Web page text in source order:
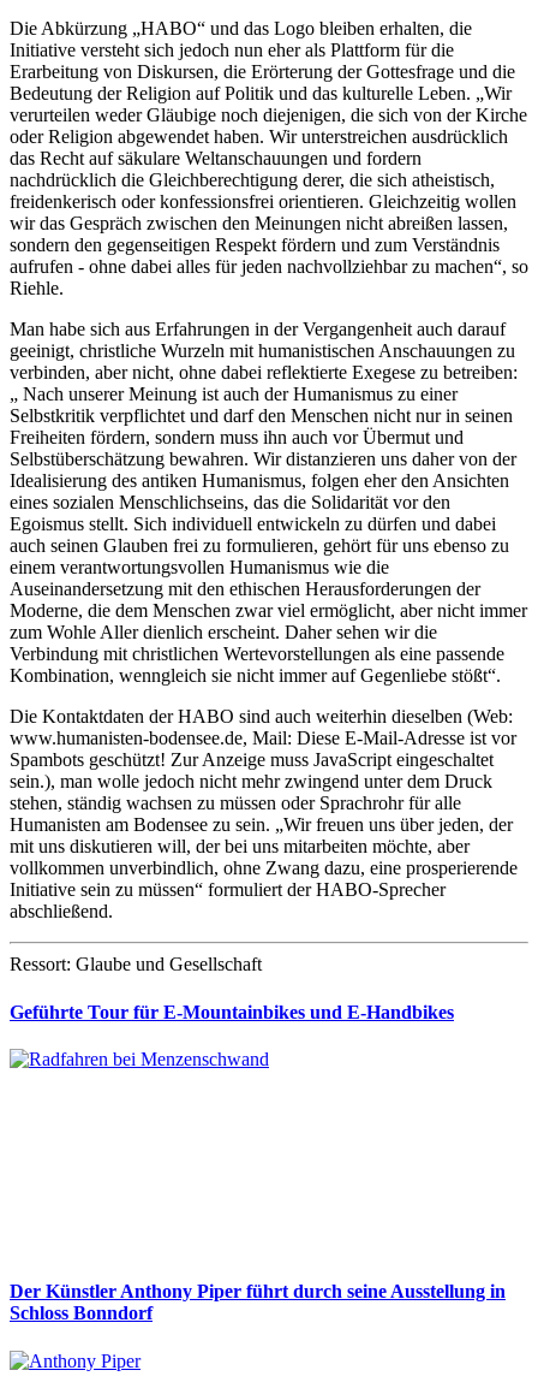
Die Abkürzung „HABO“ und das Logo bleiben erhalten, die
Initiative versteht sich jedoch nun eher als Plattform für die
Erarbeitung von Diskursen, die Erörterung der Gottesfrage und die
Bedeutung der Religion auf Politik und das kulturelle Leben. „Wir
verurteilen weder Gläubige noch diejenigen, die sich von der Kirche
oder Religion abgewendet haben. Wir unterstreichen ausdrücklich
das Recht auf säkulare Weltanschauungen und fordern
nachdrücklich die Gleichberechtigung derer, die sich atheistisch,
freidenkerisch oder konfessionsfrei orientieren. Gleichzeitig wollen
wir das Gespräch zwischen den Meinungen nicht abreißen lassen,
sondern den gegenseitigen Respekt fördern und zum Verständnis
aufrufen - ohne dabei alles für jeden nachvollziehbar zu machen“, so
Riehle.
Man habe sich aus Erfahrungen in der Vergangenheit auch darauf
geeinigt, christliche Wurzeln mit humanistischen Anschauungen zu
verbinden, aber nicht, ohne dabei reflektierte Exegese zu betreiben:
„ Nach unserer Meinung ist auch der Humanismus zu einer
Selbstkritik verpflichtet und darf den Menschen nicht nur in seinen
Freiheiten fördern, sondern muss ihn auch vor Übermut und
Selbstüberschätzung bewahren. Wir distanzieren uns daher von der
Idealisierung des antiken Humanismus, folgen eher den Ansichten
eines sozialen Menschlichseins, das die Solidarität vor den
Egoismus stellt. Sich individuell entwickeln zu dürfen und dabei
auch seinen Glauben frei zu formulieren, gehört für uns ebenso zu
einem verantwortungsvollen Humanismus wie die
Auseinandersetzung mit den ethischen Herausforderungen der
Moderne, die dem Menschen zwar viel ermöglicht, aber nicht immer
zum Wohle Aller dienlich erscheint. Daher sehen wir die
Verbindung mit christlichen Wertevorstellungen als eine passende
Kombination, wenngleich sie nicht immer auf Gegenliebe stößt“.
Die Kontaktdaten der HABO sind auch weiterhin dieselben (Web:
www.humanisten-bodensee.de, Mail: Diese E-Mail-Adresse ist vor
Spambots geschützt! Zur Anzeige muss JavaScript eingeschaltet
sein.), man wolle jedoch nicht mehr zwingend unter dem Druck
stehen, ständig wachsen zu müssen oder Sprachrohr für alle
Humanisten am Bodensee zu sein. „Wir freuen uns über jeden, der
mit uns diskutieren will, der bei uns mitarbeiten möchte, aber
vollkommen unverbindlich, ohne Zwang dazu, eine prosperierende
Initiative sein zu müssen“ formuliert der HABO-Sprecher
abschließend.
Ressort: Glaube und Gesellschaft
Geführte Tour für E-Mountainbikes und E-Handbikes
Der Künstler Anthony Piper führt durch seine Ausstellung in
Schloss Bonndorf